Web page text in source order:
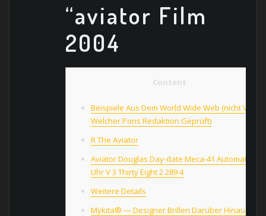
“aviator Film
2004
Content
Beispiele Aus Dem World Wide Web (nicht Von
Welcher Pons Redaktion Geprüft)
R The Aviator
Aviator Douglas Day-date Meca-41 Automatic
Uhr V 3 Thirty Eight 2 289 4
Weitere Details
Mykita® — Designer Brillen Darüber Hinaus